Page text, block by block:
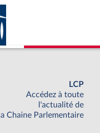
LCP
Accédez à toute
l'actualité de
la Chaine Parlementaire